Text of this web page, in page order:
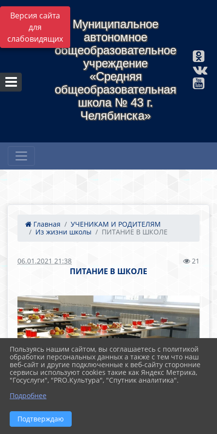
Версия сайта
для
слабовидящих
Муниципальное
автономное
общеобразовательное
учреждение
«Средняя
общеобразовательная
школа № 43 г.
Челябинска»
Главная
УЧЕНИКАМ И РОДИТЕЛЯМ
Из жизни школы
ПИТАНИЕ В ШКОЛЕ
06.01.2021 21:38 21
ПИТАНИЕ В ШКОЛЕ
В соответствии с задачей, поставленной
Пользуясь нашим сайтом, вы соглашаетесь с политикой
обработки персональных данных а также с тем что наш
веб-сайт и другие подключенные к веб-сайту сторонние
сервисы используют cookies такие как Яндекс Метрика,
"Госуслуги", "PRO.Культура", "Спутник аналитика".
Подробнее
Подтверждаю